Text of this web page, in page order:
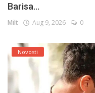
Barisa...
Milt Aug 9, 2026 0
Novosti